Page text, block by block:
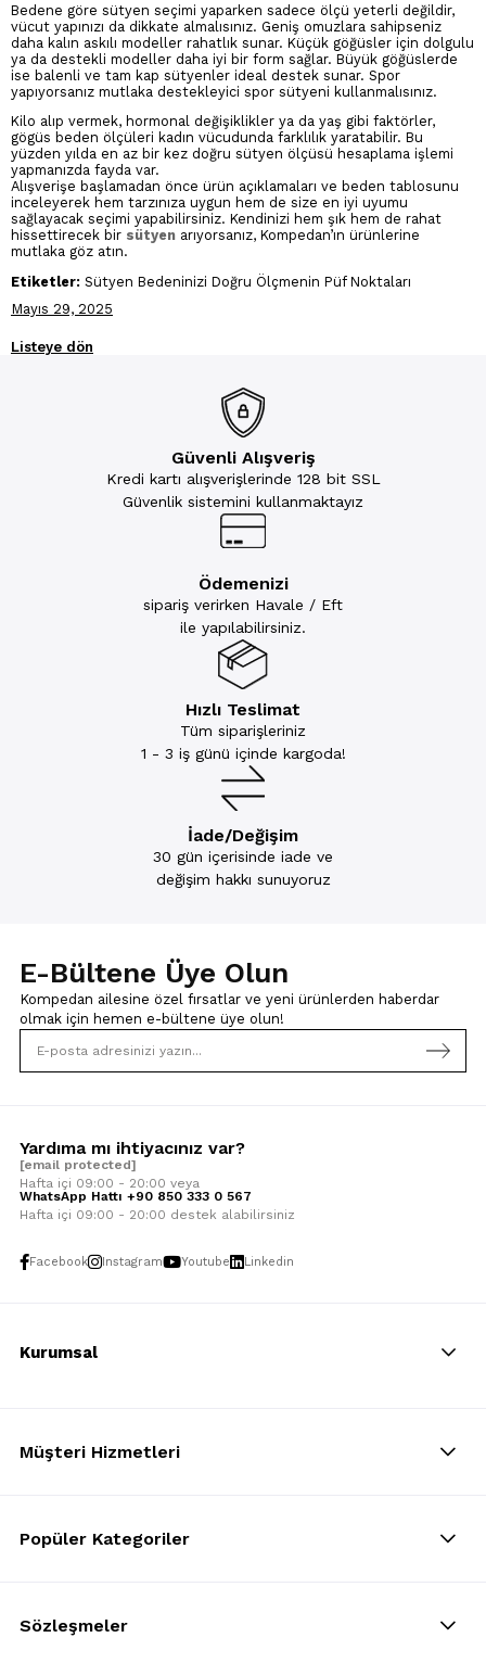
Bedene göre sütyen seçimi yaparken sadece ölçü yeterli değildir,
vücut yapınızı da dikkate almalısınız. Geniş omuzlara sahipseniz
daha kalın askılı modeller rahatlık sunar. Küçük göğüsler için dolgulu
ya da destekli modeller daha iyi bir form sağlar. Büyük göğüslerde
ise balenli ve tam kap sütyenler ideal destek sunar. Spor
yapıyorsanız mutlaka destekleyici spor sütyeni kullanmalısınız.
Kilo alıp vermek, hormonal değişiklikler ya da yaş gibi faktörler,
gögüs beden ölçüleri kadın vücudunda farklılık yaratabilir. Bu
yüzden yılda en az bir kez doğru sütyen ölçüsü hesaplama işlemi
yapmanızda fayda var.
Alışverişe başlamadan önce ürün açıklamaları ve beden tablosunu
inceleyerek hem tarzınıza uygun hem de size en iyi uyumu
sağlayacak seçimi yapabilirsiniz. Kendinizi hem şık hem de rahat
hissettirecek bir sütyen arıyorsanız, Kompedan’ın ürünlerine
mutlaka göz atın.
Etiketler: Sütyen Bedeninizi Doğru Ölçmenin Püf Noktaları
Mayıs 29, 2025
Listeye dön
Güvenli Alışveriş
Kredi kartı alışverişlerinde 128 bit SSL
Güvenlik sistemini kullanmaktayız
Ödemenizi
sipariş verirken Havale / Eft
ile yapılabilirsiniz.
Hızlı Teslimat
Tüm siparişleriniz
1 - 3 iş günü içinde kargoda!
İade/Değişim
30 gün içerisinde iade ve
değişim hakkı sunuyoruz
E-Bültene Üye Olun
Kompedan ailesine özel fırsatlar ve yeni ürünlerden haberdar
olmak için hemen e-bültene üye olun!
Yardıma mı ihtiyacınız var?
[email protected]
Hafta içi 09:00 - 20:00 veya
WhatsApp Hattı +90 850 333 0 567
Hafta içi 09:00 - 20:00 destek alabilirsiniz
Facebook Instagram Youtube Linkedin
Kurumsal
Müşteri Hizmetleri
Popüler Kategoriler
Sözleşmeler